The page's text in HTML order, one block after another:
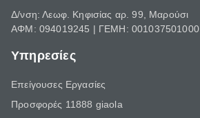
Δ/νση: Λεωφ. Κηφισίας αρ. 99, Μαρούσι
ΑΦΜ: 094019245 | ΓΕΜΗ: 001037501000
Υπηρεσίες
Επείγουσες Εργασίες
Προσφορές 11888 giaola